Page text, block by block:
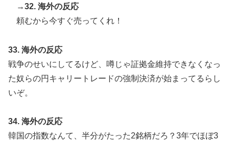
→32. 海外の反応
頼むから今すぐ売ってくれ！
33. 海外の反応
戦争のせいにしてるけど、噂じゃ証拠金維持できなくなっ
た奴らの円キャリートレードの強制決済が始まってるらし
いぞ。
34. 海外の反応
韓国の指数なんて、半分がたった2銘柄だろ？3年でほぼ3